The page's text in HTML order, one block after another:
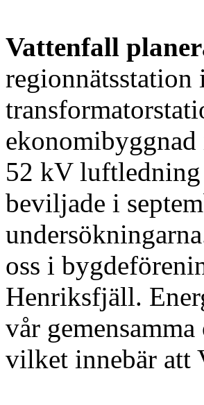
Vattenfall
52 kV luftledning
beviljade i
oss i
Henriksfjäll.
vår
vilket innebär att